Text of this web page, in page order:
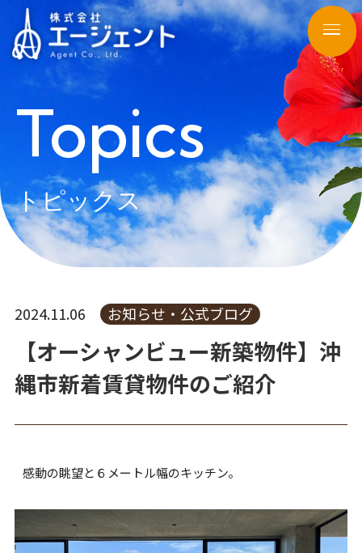
Topics
トピックス
【オーシャンビュー新築物件】沖
縄市新着賃貸物件のご紹介
2024.11.06 お知らせ・公式ブログ
感動の眺望と６メートル幅のキッチン。